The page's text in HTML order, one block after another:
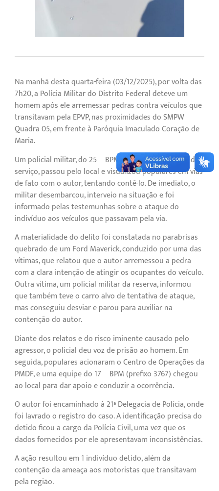
Na manhã desta quarta-feira (03/12/2025), por volta das
7h20, a Polícia Militar do Distrito Federal deteve um
homem após ele arremessar pedras contra veículos que
transitavam pela EPVP, nas proximidades do SMPW
Quadra 05, em frente à Paróquia Imaculado Coração de
Maria.
Um policial militar, do 25º BPM, que acabava de sair de
serviço, passou pelo local e visualizou populares em vias
de fato com o autor, tentando contê-lo. De imediato, o
militar desembarcou, interveio na situação e foi
informado pelas testemunhas sobre o ataque do
indivíduo aos veículos que passavam pela via.
A materialidade do delito foi constatada no parabrisas
quebrado de um Ford Maverick, conduzido por uma das
vítimas, que relatou que o autor arremessou a pedra
com a clara intenção de atingir os ocupantes do veículo.
Outra vítima, um policial militar da reserva, informou
que também teve o carro alvo de tentativa de ataque,
mas conseguiu desviar e parou para auxiliar na
contenção do autor.
Diante dos relatos e do risco iminente causado pelo
agressor, o policial deu voz de prisão ao homem. Em
seguida, populares acionaram o Centro de Operações da
PMDF, e uma equipe do 17º BPM (prefixo 3767) chegou
ao local para dar apoio e conduzir a ocorrência.
O autor foi encaminhado à 21ª Delegacia de Polícia, onde
foi lavrado o registro do caso. A identificação precisa do
detido ficou a cargo da Polícia Civil, uma vez que os
dados fornecidos por ele apresentavam inconsistências.
A ação resultou em 1 indivíduo detido, além da
contenção da ameaça aos motoristas que transitavam
pela região.